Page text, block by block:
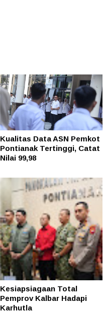
Kualitas Data ASN Pemkot
Pontianak Tertinggi, Catat
Nilai 99,98
Kesiapsiagaan Total
Pemprov Kalbar Hadapi
Karhutla